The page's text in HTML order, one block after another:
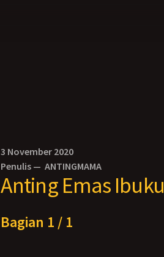
3 November 2020
Penulis — ANTINGMAMA
Anting Emas Ibuku
Bagian 1 / 1